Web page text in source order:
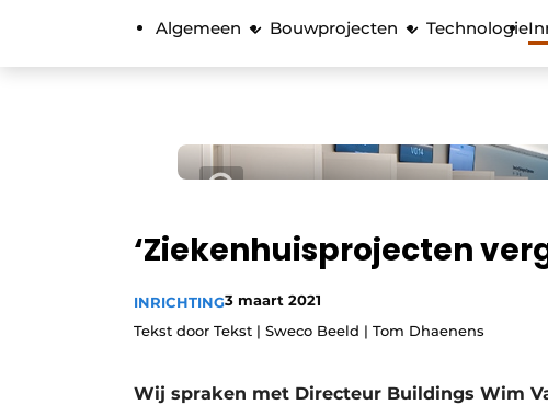
Jaarboek
Nieuwsbrief
Podcasts
Privacy / Cookie statement
Algemeen Bouwprojecten Technologie
‘Ziekenhuisprojecten
INRICHTING3 maart 2021
Tekst door Tekst | Sweco Beeld | Tom Dhaenens
Wij spraken met Directeur Buildings Wim